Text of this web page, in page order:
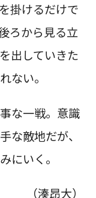
掛けるだけで
ろから見る立
出していきた
ない。
な一戦。意識
な敵地だが、
にいく。
（湊昂大）